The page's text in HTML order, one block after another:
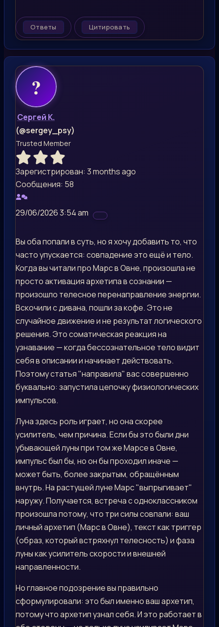
Ответы Цитировать
Сергей К.
(@sergey_psy)
Trusted Member
Зарегистрирован: 3 months ago
Сообщения: 58
29/06/2026 3:54 am
Вы оба попали в суть, но я хочу добавить то, что
часто упускается: совпадение это ещё и тело.
Когда вы читали про Марс в Овне, произошла не
просто активация архетипа в сознании —
произошло телесное перенаправление энергии.
Вскочили с дивана, пошли за кофе. Это не
случайное движение и не результат логического
решения. Это соматическая реакция на
узнавание — когда бессознательное тело видит
себя в описании и начинает действовать.
Поэтому статья "направила" вас совершенно
буквально: запустила цепочку физиологических
импульсов.
Луна здесь роль играет, но она скорее
усилитель, чем причина. Если бы это были дни
убывающей луны при том же Марсе в Овне,
импульс был бы, но он бы проходил иначе —
может быть, более закрытым, обращённым
внутрь. На растущей луне Марс "выпрыгивает"
наружу. Получается, встреча с одноклассником
произошла потому, что три силы совпали: ваш
личный архетип (Марс в Овне), текст как триггер
(образ, который встряхнул телесность) и фаза
луны как усилитель скорости и внешней
направленности.
Но главное подозрение вы правильно
сформулировали: это был именно ваш архетип,
потому что архетип узнал себя. И это работает в